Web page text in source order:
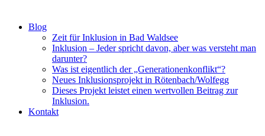
Blog
Zeit für Inklusion in Bad Waldsee
Inklusion – Jeder spricht davon, aber was versteht man
darunter?
Was ist eigentlich der „Generationenkonflikt“?
Neues Inklusionsprojekt in Rötenbach/Wolfegg
Dieses Projekt leistet einen wertvollen Beitrag zur
Inklusion.
Kontakt